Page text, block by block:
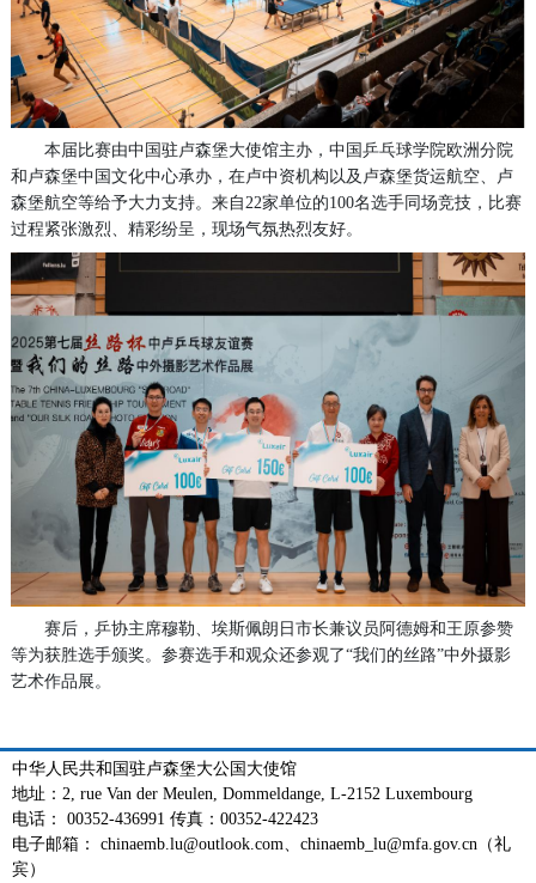
本届比赛由中国驻卢森堡大使馆主办，中国乒乓球学院欧洲分院
和卢森堡中国文化中心承办，在卢中资机构以及卢森堡货运航空、卢
森堡航空等给予大力支持。来自22家单位的100名选手同场竞技，比赛
过程紧张激烈、精彩纷呈，现场气氛热烈友好。
赛后，乒协主席穆勒、埃斯佩朗日市长兼议员阿德姆和王原参赞
等为获胜选手颁奖。参赛选手和观众还参观了“我们的丝路”中外摄影
艺术作品展。
中华人民共和国驻卢森堡大公国大使馆
地址：2, rue Van der Meulen, Dommeldange, L-2152 Luxembourg
电话： 00352-436991 传真：00352-422423
电子邮箱： chinaemb.lu@outlook.com、chinaemb_lu@mfa.gov.cn（礼
宾）